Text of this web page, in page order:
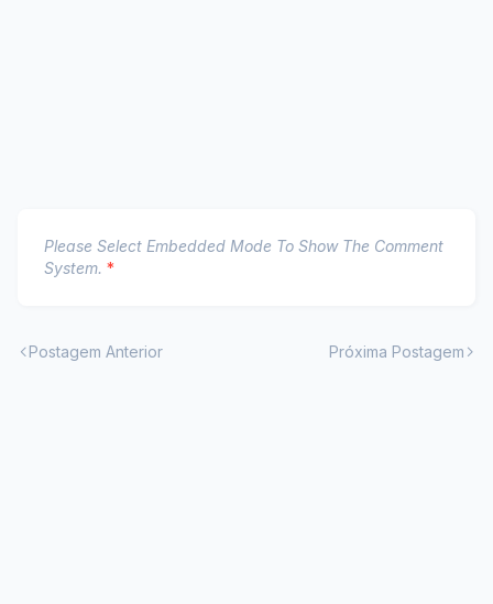
Please Select Embedded Mode To Show The Comment
System. *
Postagem Anterior Próxima Postagem